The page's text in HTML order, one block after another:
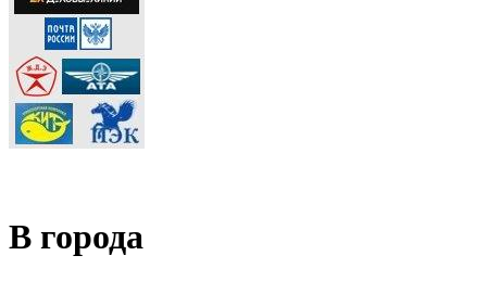
В города